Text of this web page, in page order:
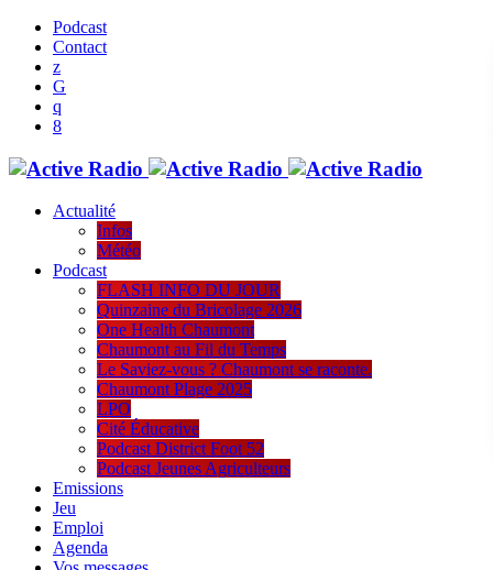
Podcast
Contact
Actualité
Infos
Météo
Podcast
FLASH INFO DU JOUR
Quinzaine du Bricolage 2026
One Health Chaumont
Chaumont au Fil du Temps
Le Saviez-vous ? Chaumont se raconte.
Chaumont Plage 2025
LPO
Cité Éducative
Podcast District Foot 52
Podcast Jeunes Agriculteurs
Emissions
Jeu
Emploi
Agenda